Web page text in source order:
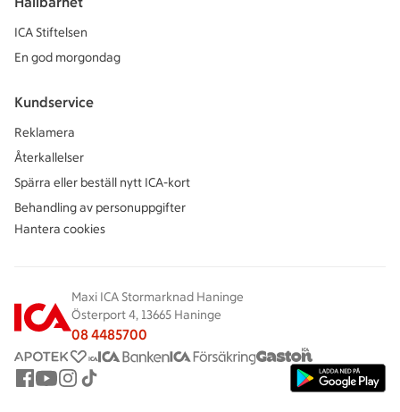
ICA Stiftelsen
En god morgondag
Kundservice
Reklamera
Återkallelser
Spärra eller beställ nytt ICA-kort
Behandling av personuppgifter
Hantera cookies
Maxi ICA Stormarknad Haninge
Österport 4, 13665 Haninge
08 4485700